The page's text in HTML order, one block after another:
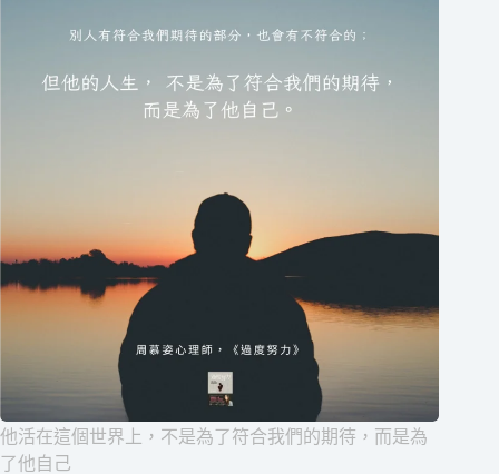
他活在這個世界上，不是為了符合我們的期待，而是為
了他自己